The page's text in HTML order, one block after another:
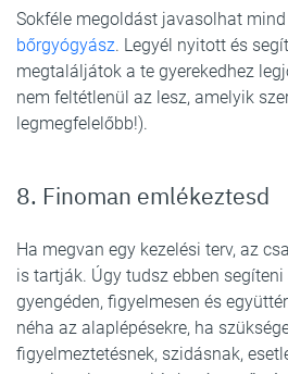
Sokféle megoldást javasolhat
bőrgyógyász. Legyél nyitott és
megtaláljátok a te gyerekedhez
nem feltétlenül az lesz, amelyik
legmegfelelőbb!).
8. Finoman emlékeztesd
Ha megvan egy kezelési terv, az
is tartják. Úgy tudsz ebben segíteni
gyengéden, figyelmesen és
néha az alaplépésekre, ha
figyelmeztetésnek, szidásnak,